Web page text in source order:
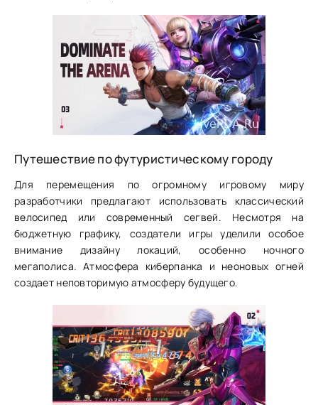
Путешествие по футуристическому городу
Для перемещения по огромному игровому миру
разработчики предлагают использовать классический
велосипед или современный сегвей. Несмотря на
бюджетную графику, создатели игры уделили особое
внимание дизайну локаций, особенно ночного
мегаполиса. Атмосфера киберпанка и неоновых огней
создает неповторимую атмосферу будущего.